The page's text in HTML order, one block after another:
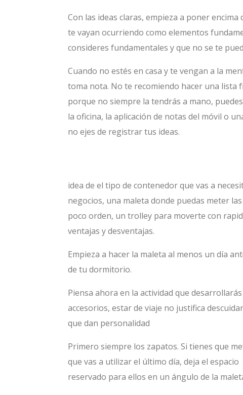
Con las ideas claras, empieza a poner
te vayan ocurriendo como elementos
consideres fundamentales y que no se te
Cuando no estés en casa y te vengan a la
toma nota. No te recomiendo hacer una lista
porque no siempre la tendrás a mano,
la oficina, la aplicación de notas del móvil o
no ejes de registrar tus ideas.
idea de el tipo de contenedor que vas a
negocios, una maleta donde puedas meter
poco orden, un trolley para moverte con
ventajas y desventajas.
Empieza a hacer la maleta al menos un día
de tu dormitorio.
Piensa ahora en la actividad que
accesorios, estar de viaje no justifica
que dan personalidad
Primero siempre los zapatos. Si tienes que
que vas a utilizar el último día, deja el espacio
reservado para ellos en un ángulo de la